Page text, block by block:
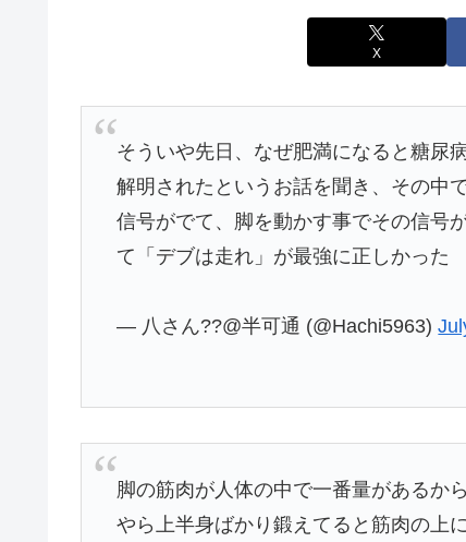
X
そういや先日、なぜ肥満になると糖尿
解明されたというお話を聞き、その中
信号がでて、脚を動かす事でその信号
て「デブは走れ」が最強に正しかった
— 八さん??@半可通 (@Hachi5963)
脚の筋肉が人体の中で一番量があるか
やら上半身ばかり鍛えてると筋肉の上